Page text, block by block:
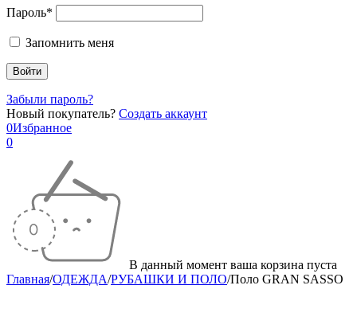
Пароль*
Запомнить меня
Забыли пароль?
Новый покупатель? Создать аккаунт
0Избранное
0
В данный момент ваша корзина пуста
Главная/ОДЕЖДА/РУБАШКИ И ПОЛО/Поло GRAN SASSO